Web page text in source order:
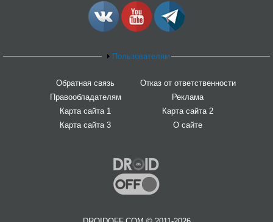
Пользователям
Обратная связь
Отказ от ответственности
Правообладателям
Реклама
Карта сайта 1
Карта сайта 2
Карта сайта 3
О сайте